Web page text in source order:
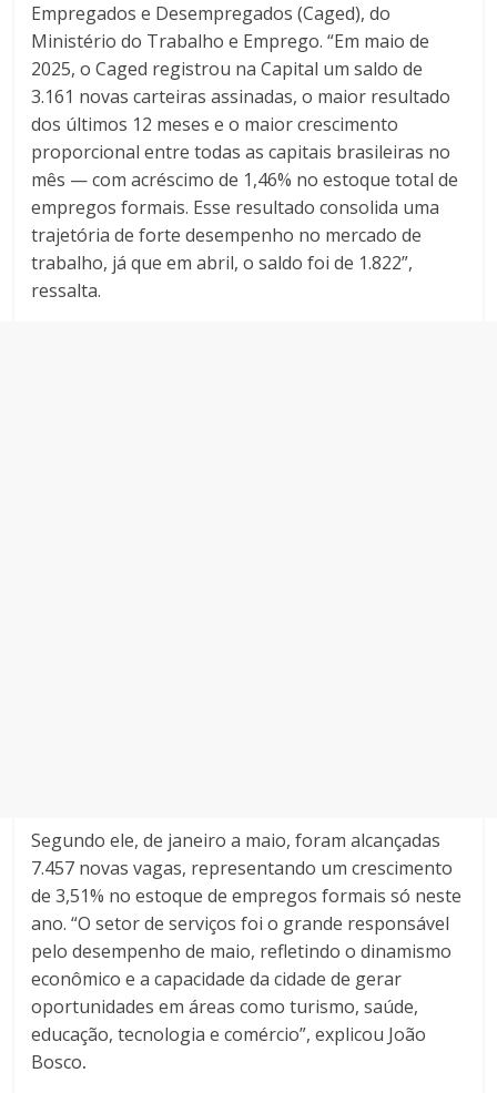
Empregados e Desempregados (Caged), do
Ministério do Trabalho e Emprego. “Em maio de
2025, o Caged registrou na Capital um saldo de
3.161 novas carteiras assinadas, o maior resultado
dos últimos 12 meses e o maior crescimento
proporcional entre todas as capitais brasileiras no
mês — com acréscimo de 1,46% no estoque total de
empregos formais. Esse resultado consolida uma
trajetória de forte desempenho no mercado de
trabalho, já que em abril, o saldo foi de 1.822”,
ressalta.
Segundo ele, de janeiro a maio, foram alcançadas
7.457 novas vagas, representando um crescimento
de 3,51% no estoque de empregos formais só neste
ano. “O setor de serviços foi o grande responsável
pelo desempenho de maio, refletindo o dinamismo
econômico e a capacidade da cidade de gerar
oportunidades em áreas como turismo, saúde,
educação, tecnologia e comércio”, explicou João
Bosco.